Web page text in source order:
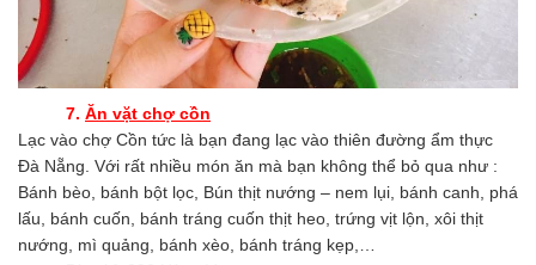
7. Ăn vặt chợ cồn
Lạc vào chợ Cồn tức là bạn đang lạc vào thiên đường ẩm thực
Đà Nẵng. Với rất nhiều món ăn mà bạn không thể bỏ qua như :
Bánh bèo, bánh bột lọc, Bún thịt nướng – nem lụi, bánh canh, phá
lấu, bánh cuốn, bánh tráng cuốn thịt heo, trứng vịt lộn, xôi thịt
nướng, mì quảng, bánh xèo, bánh tráng kẹp,…